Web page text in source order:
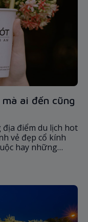
ai đến cũng
điểm du lịch hot
vẻ đẹp cổ kính
hay những
hậu và đặc biệt
không thể